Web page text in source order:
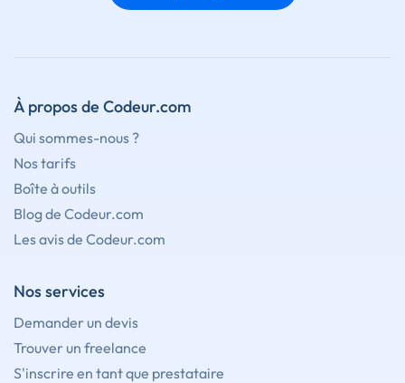
À propos de Codeur.com
Qui sommes-nous ?
Nos tarifs
Boîte à outils
Blog de Codeur.com
Les avis de Codeur.com
Nos services
Demander un devis
Trouver un freelance
S'inscrire en tant que prestataire